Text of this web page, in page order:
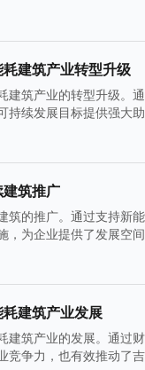
建筑产业转型升级
筑产业的转型升级。
持续发展目标提供强大
筑推广
的推广。通过支持新
为企业提供了发展空
建筑产业发展
筑产业的发展。通过
争力，也有效推动了